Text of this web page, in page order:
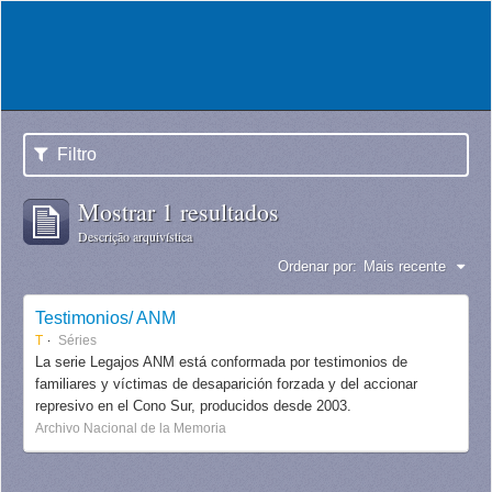
Filtro
Mostrar 1 resultados
Descrição arquivística
Ordenar por: Mais recente
Testimonios/ ANM
T Séries
La serie Legajos ANM está conformada por testimonios de
familiares y víctimas de desaparición forzada y del accionar
represivo en el Cono Sur, producidos desde 2003.
Archivo Nacional de la Memoria